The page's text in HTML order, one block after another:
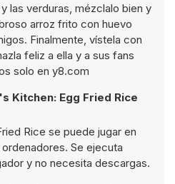
las verduras, mézclalo bien y
arroz frito con huevo
Finalmente, vístela con
feliz a ella y a sus fans
solo en y8.com
Kitchen: Egg Fried Rice
Rice se puede jugar en
Se ejecuta
y no necesita descargas.